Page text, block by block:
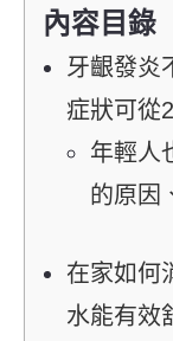
內容目錄
牙齦發炎
症狀可從
年輕人
的原因
在家如何
水能有效